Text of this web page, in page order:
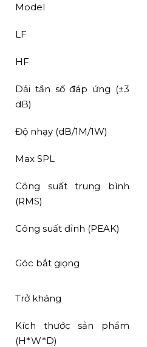
Model
LF
HF
Dải tần số đáp ứng (±3
dB)
Độ nhạy (dB/1M/1W)
Max SPL
Công suất trung bình
(RMS)
Công suất đỉnh (PEAK)
Góc bắt giọng
Trở kháng
Kích thước sản phẩm
(H*W*D)